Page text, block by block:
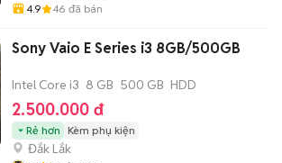
4.9 46 đã bán
Sony Vaio E Series i3 8GB/500GB
Intel Core i3 8 GB 500 GB HDD
2.500.000 đ
Rẻ hơn Kèm phụ kiện
Đắk Lắk